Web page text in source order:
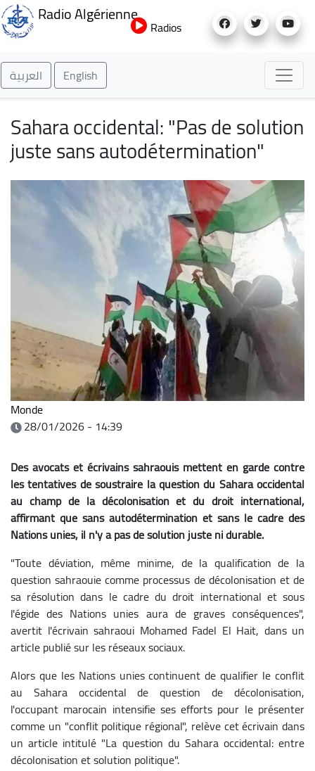
au
Radio Algérienne
Radios
العربية English
Sahara occidental: "Pas de solution
juste sans autodétermination"
Monde
28/01/2026 - 14:39
Des avocats et écrivains sahraouis mettent en garde contre
les tentatives de soustraire la question du Sahara occidental
au champ de la décolonisation et du droit international,
affirmant que sans autodétermination et sans le cadre des
Nations unies, il n'y a pas de solution juste ni durable.
"Toute déviation, même minime, de la qualification de la
question sahraouie comme processus de décolonisation et de
sa résolution dans le cadre du droit international et sous
l'égide des Nations unies aura de graves conséquences",
avertit l'écrivain sahraoui Mohamed Fadel El Hait, dans un
article publié sur les réseaux sociaux.
Alors que les Nations unies continuent de qualifier le conflit
au Sahara occidental de question de décolonisation,
l'occupant marocain intensifie ses efforts pour le présenter
comme un "conflit politique régional", relève cet écrivain dans
un article intitulé "La question du Sahara occidental: entre
décolonisation et solution politique".